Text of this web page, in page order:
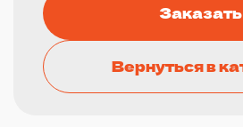
Заказать
Вернуться в